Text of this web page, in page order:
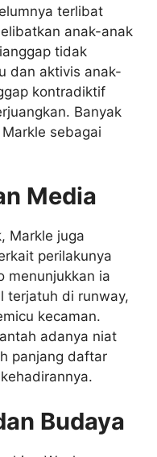
terlibat
anak-anak
tidak
dan aktivis anak-
kontradiktif
Banyak
sebagai
Media
Markle juga
perilakunya
menunjukkan ia
terjatuh di runway,
kecaman.
adanya niat
panjang daftar
Budaya